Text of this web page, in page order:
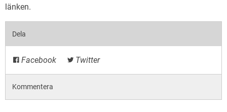
länken.
Dela
Facebook Twitter
Kommentera